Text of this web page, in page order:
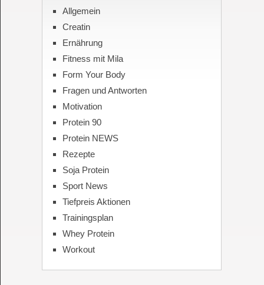
Allgemein
Creatin
Ernährung
Fitness mit Mila
Form Your Body
Fragen und Antworten
Motivation
Protein 90
Protein NEWS
Rezepte
Soja Protein
Sport News
Tiefpreis Aktionen
Trainingsplan
Whey Protein
Workout